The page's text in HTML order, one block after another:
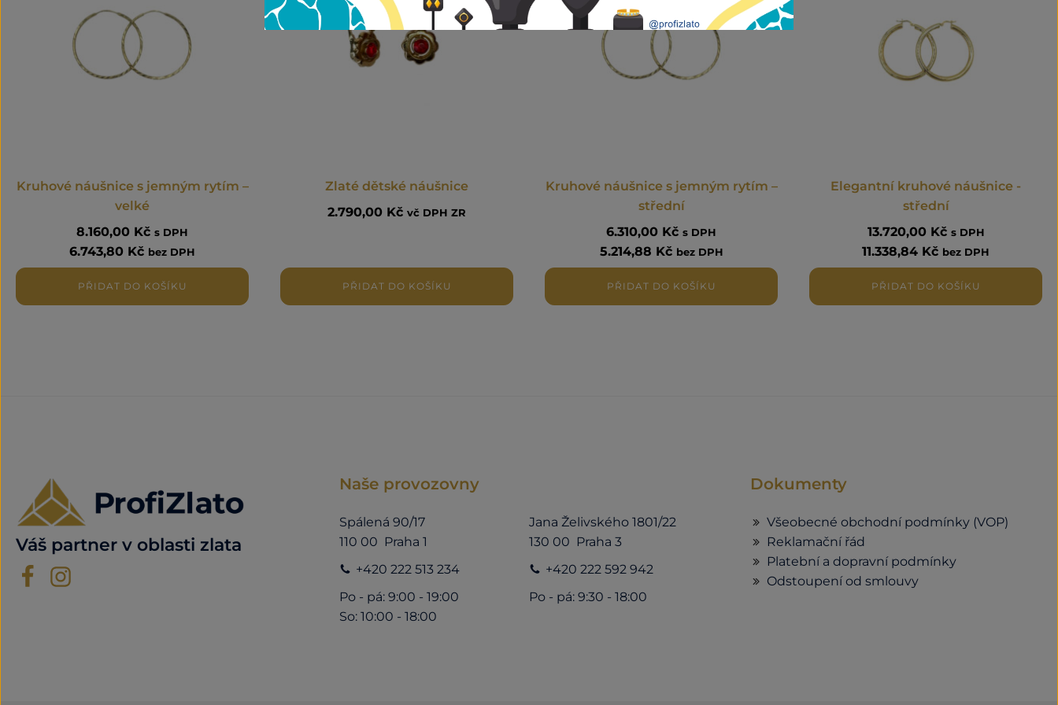
Kruhové náušnice s jemným rytím –
velké
8.160,00 Kč s DPH
6.743,80 Kč bez DPH
PŘIDAT DO KOŠÍKU
Zlaté dětské náušnice
2.790,00 Kč vč DPH ZR
PŘIDAT DO KOŠÍKU
Kruhové náušnice s jemným rytím –
střední
6.310,00 Kč s DPH
5.214,88 Kč bez DPH
PŘIDAT DO KOŠÍKU
Elegantní kruhové náušnice -
střední
13.720,00 Kč s DPH
11.338,84 Kč bez DPH
PŘIDAT DO KOŠÍKU
Váš partner v oblasti zlata
Naše provozovny
Spálená 90/17
110 00 Praha 1
+420 222 513 234
Po - pá: 9:00 - 19:00
So: 10:00 - 18:00
Jana Želivského 1801/22
130 00 Praha 3
+420 222 592 942
Po - pá: 9:30 - 18:00
Dokumenty
Všeobecné obchodní podmínky (VOP)
Reklamační řád
Platební a dopravní podmínky
Odstoupení od smlouvy